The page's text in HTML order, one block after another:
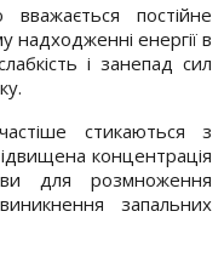
постійне
надходженні енергії в
і занепад сил
стикаються з
концентрація
для розмноження
запальних